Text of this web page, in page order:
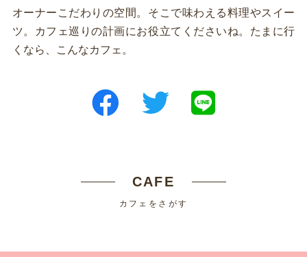
オーナーこだわりの空間。そこで味わえる料理やスイー
ツ。カフェ巡りの計画にお役立てくださいね。たまに行
くなら、こんなカフェ。
CAFE
カフェをさがす